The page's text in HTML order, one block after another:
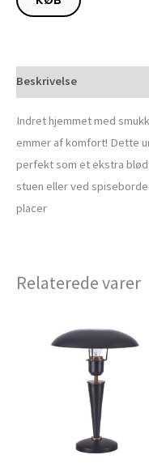
Beskrivelse
Indret hjemmet med
emmer af komfort! Dette
perfekt som et ekstra
stuen eller ved
placer
Relaterede varer